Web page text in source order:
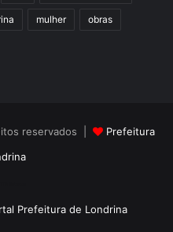
mulher obras
reservados |
Prefeitura
Prefeitura de Londrina